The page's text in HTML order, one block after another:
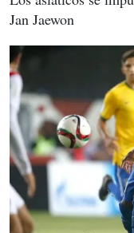
Jan Jaewon